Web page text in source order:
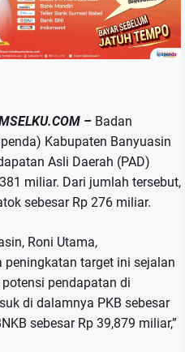
–Badan
Kabupaten Banyuasin
Asli Daerah (PAD)
miliar. Dari jumlah tersebut,
sebesar Rp 276 miliar.
Roni Utama,
target ini sejalan
pendapatan di
di dalamnya PKB sebesar
sebesar Rp 39,879 miliar,”